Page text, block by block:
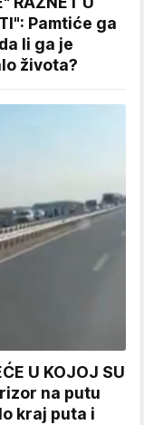
Pamtiće ga
li ga je
života?
U KOJOJ SU
na putu
kraj puta i